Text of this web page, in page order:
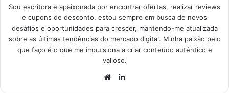
Sou escritora e apaixonada por encontrar ofertas, realizar reviews
e cupons de desconto. estou sempre em busca de novos
desafios e oportunidades para crescer, mantendo-me atualizada
sobre as últimas tendências do mercado digital. Minha paixão pelo
que faço é o que me impulsiona a criar conteúdo autêntico e
valioso.
Website